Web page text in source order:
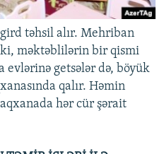
təhsil alır. Mehriban
məktəblilərin bir qismi
evlərinə getsələr də, böyük
qalır. Həmin
hər cür şərait